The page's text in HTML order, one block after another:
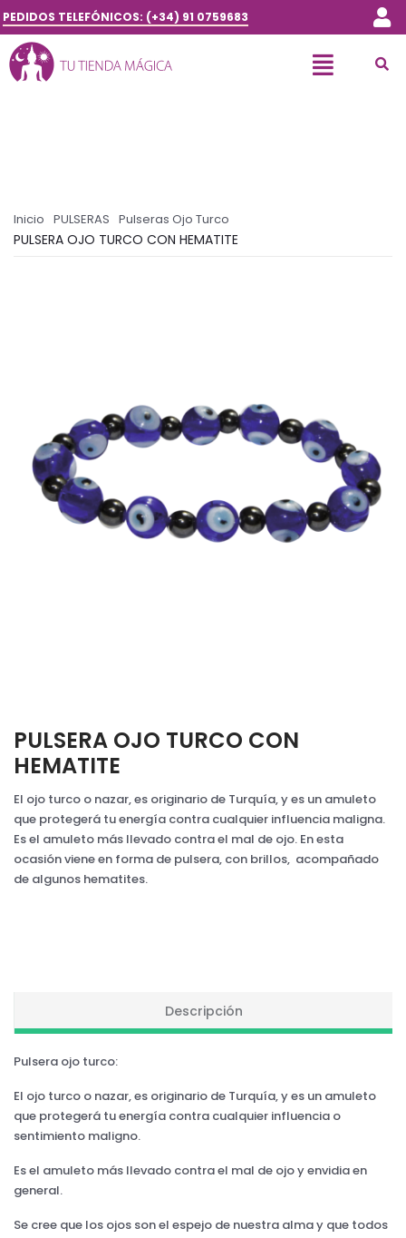
PEDIDOS TELEFÓNICOS: (+34) 91 0759683
Inicio PULSERAS Pulseras Ojo Turco
PULSERA OJO TURCO CON HEMATITE
PULSERA OJO TURCO CON
HEMATITE
El ojo turco o nazar, es originario de Turquía, y es un amuleto
que protegerá tu energía contra cualquier influencia maligna.
Es el amuleto más llevado contra el mal de ojo. En esta
ocasión viene en forma de pulsera, con brillos, acompañado
de algunos hematites.
Descripción
Pulsera ojo turco:
El ojo turco o nazar, es originario de Turquía, y es un amuleto
que protegerá tu energía contra cualquier influencia o
sentimiento maligno.
Es el amuleto más llevado contra el mal de ojo y envidia en
general.
Se cree que los ojos son el espejo de nuestra alma y que todos